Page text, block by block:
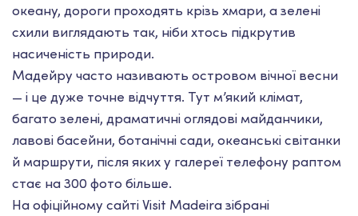
океану, дороги проходять крізь хмари, а зелені
схили виглядають так, ніби хтось підкрутив
насиченість природи.
Мадейру часто називають островом вічної весни
— і це дуже точне відчуття. Тут м’який клімат,
багато зелені, драматичні оглядові майданчики,
лавові басейни, ботанічні сади, океанські світанки
й маршрути, після яких у галереї телефону раптом
стає на 300 фото більше.
На офіційному сайті Visit Madeira зібрані